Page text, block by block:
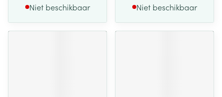
Niet beschikbaar Niet beschikbaar